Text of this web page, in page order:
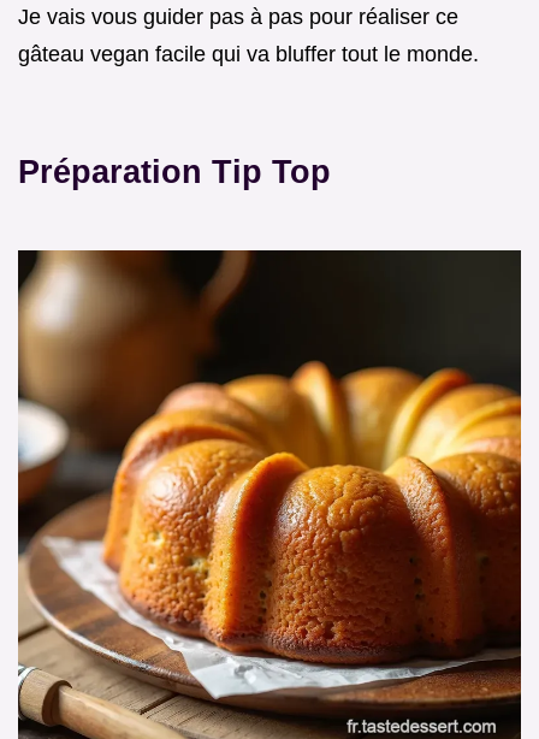
Je vais vous guider pas à pas pour réaliser ce
gâteau vegan facile qui va bluffer tout le monde.
Préparation Tip Top